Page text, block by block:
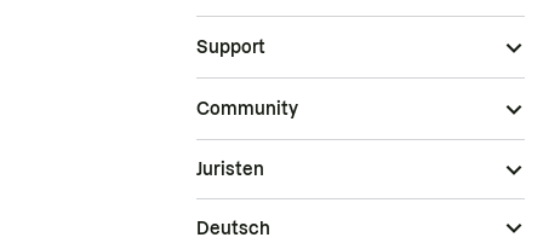
Support
Community
Juristen
Deutsch